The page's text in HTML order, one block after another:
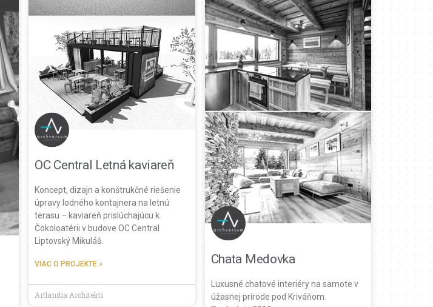
OC Central Letná kaviareň
Koncept, dizajn a konštrukčné riešenie
úpravy lodného kontajnera na letnú
terasu – kaviareň prislúchajúcu k
Čokoloatérii v budove OC Central
Liptovský Mikuláš.
VIAC O PROJEKTE »
Artlandia Architekti
Chata Medovka
Luxusné chatové interiéry na samote v
úžasnej prírode pod Kriváňom.